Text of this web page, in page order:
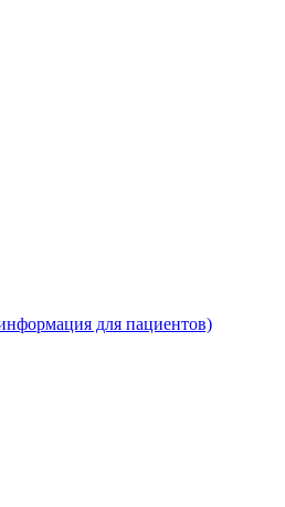
для пациентов)